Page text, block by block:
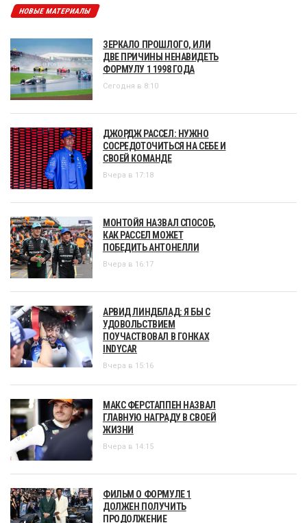
НОВЫЕ МАТЕРИАЛЫ
ЗЕРКАЛО ПРОШЛОГО, ИЛИ
ДВЕ ПРИЧИНЫ НЕНАВИДЕТЬ
ФОРМУЛУ 1 1998 ГОДА
Сегодня в 8:10
ДЖОРДЖ РАССЕЛ: НУЖНО
СОСРЕДОТОЧИТЬСЯ НА СЕБЕ И
СВОЕЙ КОМАНДЕ
Вчера в 17:18
МОНТОЙЯ НАЗВАЛ СПОСОБ,
КАК РАССЕЛ МОЖЕТ
ПОБЕДИТЬ АНТОНЕЛЛИ
Вчера в 16:17
АРВИД ЛИНДБЛАД: Я БЫ С
УДОВОЛЬСТВИЕМ
ПОУЧАСТВОВАЛ В ГОНКАХ
INDYCAR
Вчера в 15:16
МАКС ФЕРСТАППЕН НАЗВАЛ
ГЛАВНУЮ НАГРАДУ В СВОЕЙ
ЖИЗНИ
Вчера в 14:15
ФИЛЬМ О ФОРМУЛЕ 1
ДОЛЖЕН ПОЛУЧИТЬ
ПРОДОЛЖЕНИЕ